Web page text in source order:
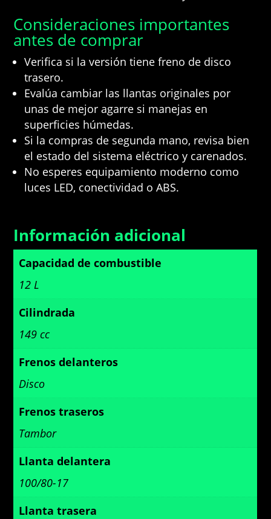
Consideraciones importantes
antes de comprar
Verifica si la versión tiene freno de disco
trasero.
Evalúa cambiar las llantas originales por
unas de mejor agarre si manejas en
superficies húmedas.
Si la compras de segunda mano, revisa bien
el estado del sistema eléctrico y carenados.
No esperes equipamiento moderno como
luces LED, conectividad o ABS.
Información adicional
Capacidad de combustible
12 L
Cilindrada
149 cc
Frenos delanteros
Disco
Frenos traseros
Tambor
Llanta delantera
100/80-17
Llanta trasera